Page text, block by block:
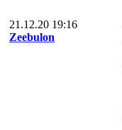
21.12.20 19:16
Zeebulon